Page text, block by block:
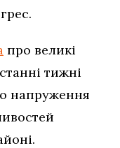
про великі
тижні
напруження